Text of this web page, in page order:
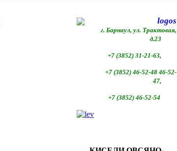
г. Барнаул, ул. Трактовая,
д.23
+7 (3852) 31-21-63,
+7 (3852) 46-52-48 46-52-
47,
+7 (3852) 46-52-54